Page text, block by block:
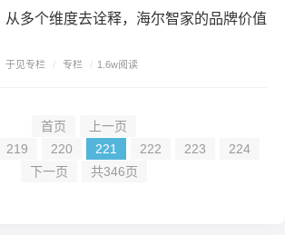
从多个维度去诠释，海尔智家的品牌价值
于见专栏 / 专栏 / 1.6w阅读
首页
上一页
219 220 221 222 223
224
下一页
共346页